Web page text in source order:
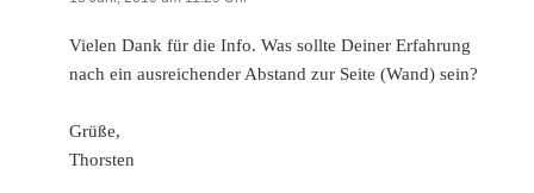
Vielen Dank für die Info. Was sollte Deiner Erfahrung
nach ein ausreichender Abstand zur Seite (Wand) sein?
Grüße,
Thorsten